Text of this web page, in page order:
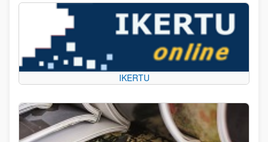
IKERTU